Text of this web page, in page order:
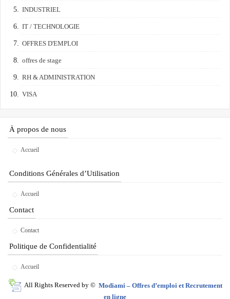
INDUSTRIEL
IT / TECHNOLOGIE
OFFRES D'EMPLOI
offres de stage
RH & ADMINISTRATION
VISA
À propos de nous
Accueil
Conditions Générales d’Utilisation
Accueil
Contact
Contact
Politique de Confidentialité
Accueil
All Rights Reserved by © Modiami – Offres d’emploi et Recrutement
en ligne